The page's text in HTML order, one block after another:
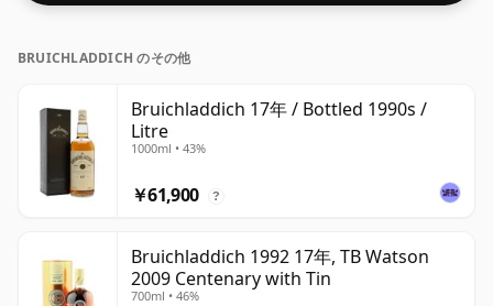
BRUICHLADDICH のその他
Bruichladdich 17年 / Bottled 1990s /
Litre
1000ml • 43%
￥61,900 ?
Bruichladdich 1992 17年, TB Watson
2009 Centenary with Tin
700ml • 46%